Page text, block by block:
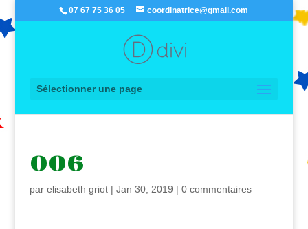
07 67 75 36 05 coordinatrice@gmail.com
Sélectionner une page
006
par elisabeth griot| Jan 30, 2019 | 0 commentaires